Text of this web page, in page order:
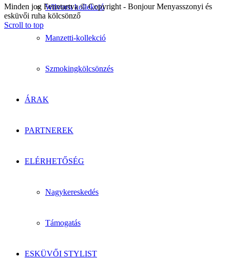
Wilvorst kollekció
Manzetti-kollekció
Szmokingkölcsönzés
ÁRAK
PARTNEREK
ELÉRHETŐSÉG
Nagykereskedés
Támogatás
ESKÜVŐI STYLIST
Minden jog Fenntartva © Copyright - Bonjour Menyasszonyi és
esküvői ruha kölcsönző
Scroll to top